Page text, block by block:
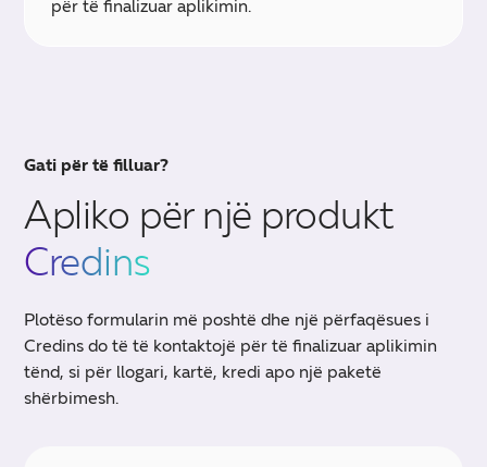
për të finalizuar aplikimin.
Gati për të filluar?
Apliko për një produkt
Credins
Plotëso formularin më poshtë dhe një përfaqësues i
Credins do të të kontaktojë për të finalizuar aplikimin
tënd, si për llogari, kartë, kredi apo një paketë
shërbimesh.